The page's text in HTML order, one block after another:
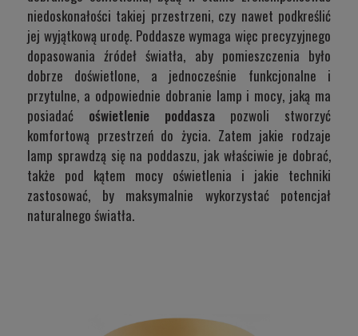
niedoskonałości takiej przestrzeni, czy nawet podkreślić
jej wyjątkową urodę. Poddasze wymaga więc precyzyjnego
dopasowania źródeł światła, aby pomieszczenia było
dobrze doświetlone, a jednocześnie funkcjonalne i
przytulne, a odpowiednie dobranie lamp i mocy, jaką ma
posiadać oświetlenie poddasza pozwoli stworzyć
komfortową przestrzeń do życia. Zatem jakie rodzaje
lamp sprawdzą się na poddaszu, jak właściwie je dobrać,
także pod kątem mocy oświetlenia i jakie techniki
zastosować, by maksymalnie wykorzystać potencjał
naturalnego światła.